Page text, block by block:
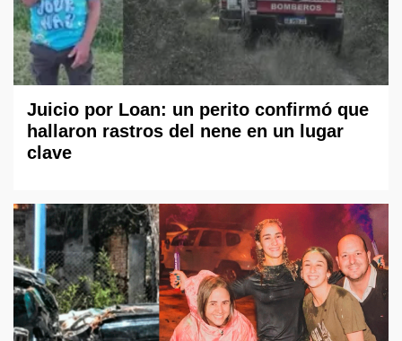
Juicio por Loan: un perito confirmó que
hallaron rastros del nene en un lugar
clave